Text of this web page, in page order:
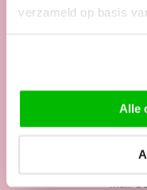
verzameld op basis
Alle
Tel: